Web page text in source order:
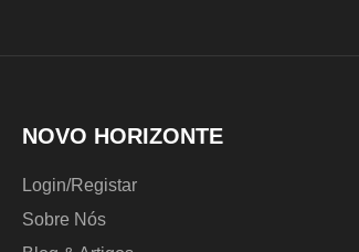
NOVO HORIZONTE
Login/Registar
Sobre Nós